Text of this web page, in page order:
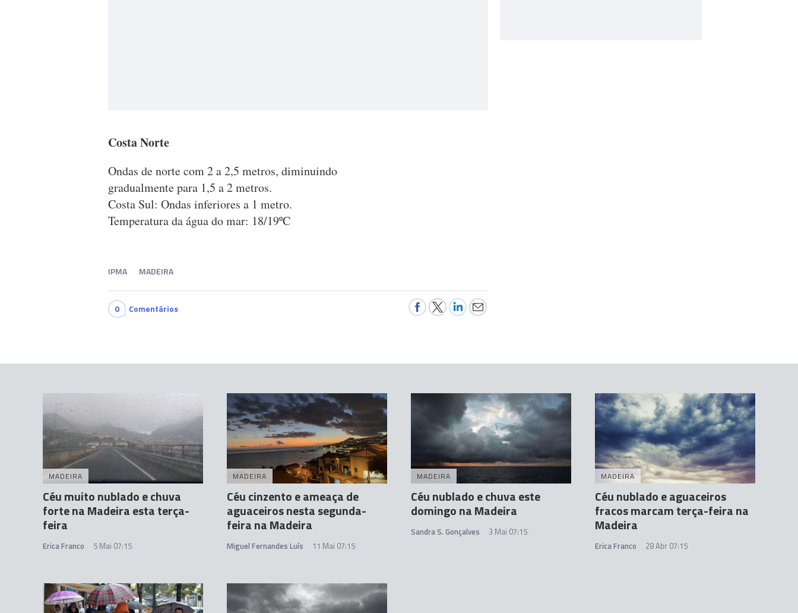
Costa Norte
Ondas de norte com 2 a 2,5 metros, diminuindo
gradualmente para 1,5 a 2 metros.
Costa Sul: Ondas inferiores a 1 metro.
Temperatura da água do mar: 18/19ºC
IPMA MADEIRA
0 Comentários
MADEIRA
Céu muito nublado e chuva
forte na Madeira esta terça-
feira
Erica Franco 5 Mai 07:15
MADEIRA
Céu cinzento e ameaça de
aguaceiros nesta segunda-
feira na Madeira
Miguel Fernandes Luís 11 Mai 07:15
MADEIRA
Céu nublado e chuva este
domingo na Madeira
Sandra S. Gonçalves 3 Mai 07:15
MADEIRA
Céu nublado e aguaceiros
fracos marcam terça-feira na
Madeira
Erica Franco 28 Abr 07:15